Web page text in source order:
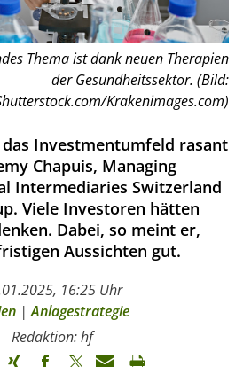
Thema ist dank neuen Therapien
der Gesundheitssektor. (Bild:
Krakenimages.com)
Investmentumfeld rasant
Chapuis, Managing
Intermediaries Switzerland
Viele Investoren hätten
Dabei, so meint er,
Aussichten gut.
16:25 Uhr
|Anlagestrategie
Redaktion: hf